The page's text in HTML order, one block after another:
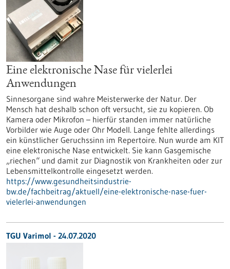
Eine elektronische Nase für vielerlei
Anwendungen
Sinnesorgane sind wahre Meisterwerke der Natur. Der
Mensch hat deshalb schon oft versucht, sie zu kopieren. Ob
Kamera oder Mikrofon – hierfür standen immer natürliche
Vorbilder wie Auge oder Ohr Modell. Lange fehlte allerdings
ein künstlicher Geruchssinn im Repertoire. Nun wurde am KIT
eine elektronische Nase entwickelt. Sie kann Gasgemische
„riechen“ und damit zur Diagnostik von Krankheiten oder zur
Lebensmittelkontrolle eingesetzt werden.
https://www.gesundheitsindustrie-
bw.de/fachbeitrag/aktuell/eine-elektronische-nase-fuer-
vielerlei-anwendungen
TGU Varimol - 24.07.2020